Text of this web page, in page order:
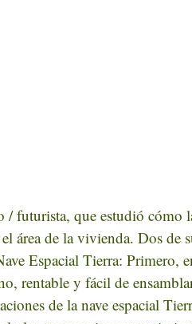
futurista, que estudió cómo
área de la vivienda. Dos de
Espacial Tierra: Primero,
rentable y fácil de
de la nave espacial